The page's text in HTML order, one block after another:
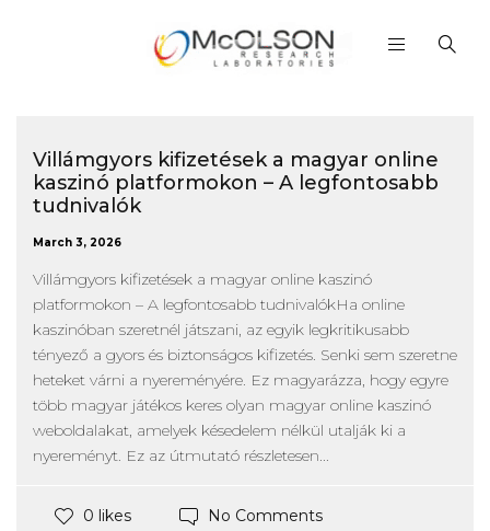
Villámgyors kifizetések a magyar online
kaszinó platformokon – A legfontosabb
tudnivalók
March 3, 2026
Villámgyors kifizetések a magyar online kaszinó
platformokon – A legfontosabb tudnivalókHa online
kaszinóban szeretnél játszani, az egyik legkritikusabb
tényező a gyors és biztonságos kifizetés. Senki sem szeretne
heteket várni a nyereményére. Ez magyarázza, hogy egyre
több magyar játékos keres olyan magyar online kaszinó
weboldalakat, amelyek késedelem nélkül utalják ki a
nyereményt. Ez az útmutató részletesen...
0 likes No Comments